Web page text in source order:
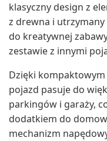
klasyczny design z
z drewna i
do kreatywnej
zestawie z innymi
Dzięki kompaktowym
pojazd pasuje do
parkingów i garaży,
dodatkiem do
mechanizm